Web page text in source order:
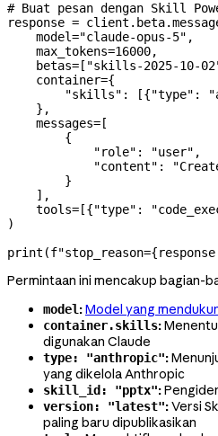
# Buat pesan dengan Skill
response =
    model
="claude-opus-5" ,
    max_tokens
=16000,
    betas
= [ "skills-2025-10-
    container
={
        "skills"
: [{"type" :
    },
    messages
= [
        {
            "role"
: "user" ,
            "content"
:
        }
    ],
    tools
= [{"type" :
)
print (f"stop_reason={
Permintaan ini mencakup bagian-
model:Model yang
container.skills:
digunakan Claude
type: "anthropic":
yang dikelola Anthropic
skill_id: "pptx":
version: "latest":Versi
paling baru dipublikasikan